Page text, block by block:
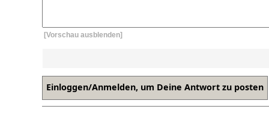
[Vorschau ausblenden]